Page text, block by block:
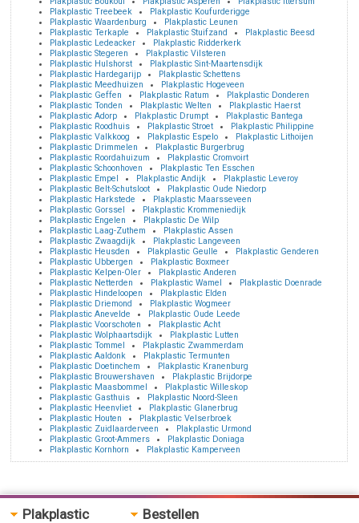
Plakplastic Treebeek
Plakplastic Koufurderigge
Plakplastic Waardenburg
Plakplastic Leunen
Plakplastic Terkaple
Plakplastic Stuifzand
Plakplastic Beesd
Plakplastic Ledeacker
Plakplastic Ridderkerk
Plakplastic Stegeren
Plakplastic Vilsteren
Plakplastic Hulshorst
Plakplastic Sint-Maartensdijk
Plakplastic Hardegarijp
Plakplastic Schettens
Plakplastic Meedhuizen
Plakplastic Hogeveen
Plakplastic Geffen
Plakplastic Ratum
Plakplastic Donderen
Plakplastic Tonden
Plakplastic Welten
Plakplastic Haerst
Plakplastic Adorp
Plakplastic Drumpt
Plakplastic Bantega
Plakplastic Roodhuis
Plakplastic Stroet
Plakplastic Philippine
Plakplastic Valkkoog
Plakplastic Espelo
Plakplastic Lithoijen
Plakplastic Drimmelen
Plakplastic Burgerbrug
Plakplastic Roordahuizum
Plakplastic Cromvoirt
Plakplastic Schoonhoven
Plakplastic Ten Esschen
Plakplastic Empel
Plakplastic Andijk
Plakplastic Leveroy
Plakplastic Belt-Schutsloot
Plakplastic Oude Niedorp
Plakplastic Harkstede
Plakplastic Maarsseveen
Plakplastic Gorssel
Plakplastic Krommeniedijk
Plakplastic Engelen
Plakplastic De Wilp
Plakplastic Laag-Zuthem
Plakplastic Assen
Plakplastic Zwaagdijk
Plakplastic Langeveen
Plakplastic Heusden
Plakplastic Geulle
Plakplastic Genderen
Plakplastic Ubbergen
Plakplastic Boxmeer
Plakplastic Kelpen-Oler
Plakplastic Anderen
Plakplastic Netterden
Plakplastic Wamel
Plakplastic Doenrade
Plakplastic Hindeloopen
Plakplastic Elden
Plakplastic Driemond
Plakplastic Wogmeer
Plakplastic Anevelde
Plakplastic Oude Leede
Plakplastic Voorschoten
Plakplastic Acht
Plakplastic Wolphaartsdijk
Plakplastic Lutten
Plakplastic Tommel
Plakplastic Zwammerdam
Plakplastic Aaldonk
Plakplastic Termunten
Plakplastic Doetinchem
Plakplastic Kranenburg
Plakplastic Brouwershaven
Plakplastic Brijdorpe
Plakplastic Maasbommel
Plakplastic Willeskop
Plakplastic Gasthuis
Plakplastic Noord-Sleen
Plakplastic Heenvliet
Plakplastic Glanerbrug
Plakplastic Houten
Plakplastic Velserbroek
Plakplastic Zuidlaarderveen
Plakplastic Urmond
Plakplastic Groot-Ammers
Plakplastic Doniaga
Plakplastic Kornhorn
Plakplastic Kamperveen
Plakplastic Bestellen